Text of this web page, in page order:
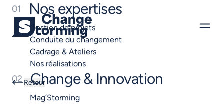
01 Nos expertises
Gestion de projets
Conduite du changement
Cadrage & Ateliers
Nos réalisations
02 Change & Innovation
Mag’Storming
Retour